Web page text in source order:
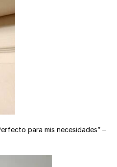
para mis necesidades” –